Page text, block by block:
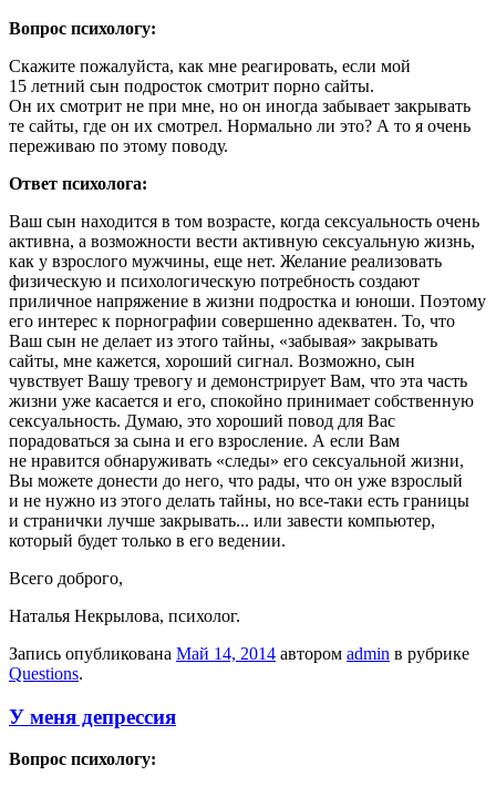
Вопрос психологу:
Скажите пожалуйста, как мне реагировать, если мой
15 летний сын подросток смотрит порно сайты.
Он их смотрит не при мне, но он иногда забывает закрывать
те сайты, где он их смотрел. Нормально ли это? А то я очень
переживаю по этому поводу.
Ответ психолога:
Ваш сын находится в том возрасте, когда сексуальность очень
активна, а возможности вести активную сексуальную жизнь,
как у взрослого мужчины, еще нет. Желание реализовать
физическую и психологическую потребность создают
приличное напряжение в жизни подростка и юноши. Поэтому
его интерес к порнографии совершенно адекватен. То, что
Ваш сын не делает из этого тайны, «забывая» закрывать
сайты, мне кажется, хороший сигнал. Возможно, сын
чувствует Вашу тревогу и демонстрирует Вам, что эта часть
жизни уже касается и его, спокойно принимает собственную
сексуальность. Думаю, это хороший повод для Вас
порадоваться за сына и его взросление. А если Вам
не нравится обнаруживать «следы» его сексуальной жизни,
Вы можете донести до него, что рады, что он уже взрослый
и не нужно из этого делать тайны, но все-таки есть границы
и странички лучше закрывать... или завести компьютер,
который будет только в его ведении.
Всего доброго,
Наталья Некрылова, психолог.
Запись опубликована Май 14, 2014 автором admin в рубрике
Questions.
У меня депрессия
Вопрос психологу: